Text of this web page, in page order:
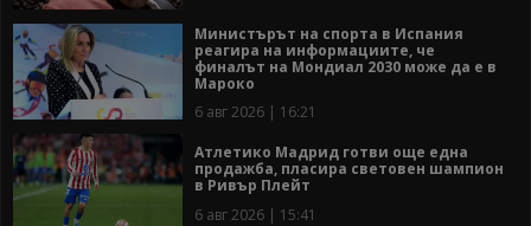
Министърът на спорта в Испания
реагира на информациите, че
финалът на Мондиал 2030 може да е в
Мароко
6 авг 2026 | 16:21
Атлетико Мадрид готви още една
продажба, пласира световен шампион
в Ривър Плейт
6 авг 2026 | 15:41